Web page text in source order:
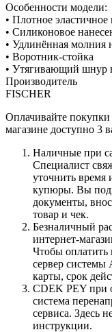
Особенности модели:
• Плотное эластичное
• Силиконовое
• Удлинённая молния
• Воротник-стойка
• Утягивающий шнур
Производитель
FISCHER
Оплачивайте
магазине доступно 3
Наличные при
Специалист
уточнить время
купюры. Вы
документы,
товар и чек.
Безналичный
интернет-
Чтобы оплатить
сервер системы
карты, срок
CDEK PEY при
система
сервиса. Здесь
инструкции.